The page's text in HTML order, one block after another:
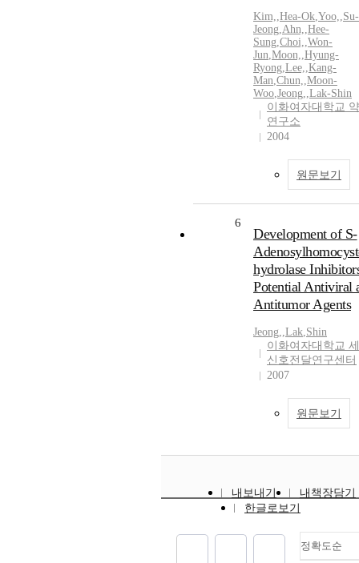
Kim,,Hea-Ok,Yoo,,Su-
Jeong,Ahn,,Hee-
Sung,Choi,,Won-
Jun,Moon,,Hyung-
Ryong,Lee,,Kang-
Man,Chun,,Moon-
Woo,Jeong,,Lak-Shin
이화여자대학교
연구소
2004
원문보기
6
Development of S-
hydrolase
Potential Antiviral
Antitumor Agents
Jeong,,Lak,Shin
이화여자대학교
신호전달연구센터
2007
원문보기
내보내기
내책장담기
한글로보기
정확도순